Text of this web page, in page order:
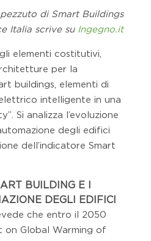
di Smart Buildings
Italia scrive suIngegno.it
elementi costitutivi,
per la
buildings, elementi di
intelligente in una
Si analizza l’evoluzione
degli edifici
dell’indicatore Smart
BUILDING E I
DEGLI EDIFICI
che entro il 2050
on Global Warming of